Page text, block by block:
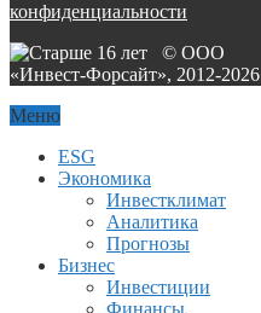
конфиденциальности
© ООО
«Инвест-Форсайт», 2012-2026
Меню
ESG
Экономика
Инвестклимат
Аналитика
Прогнозы
Бизнес
Инвестиции
Финансы